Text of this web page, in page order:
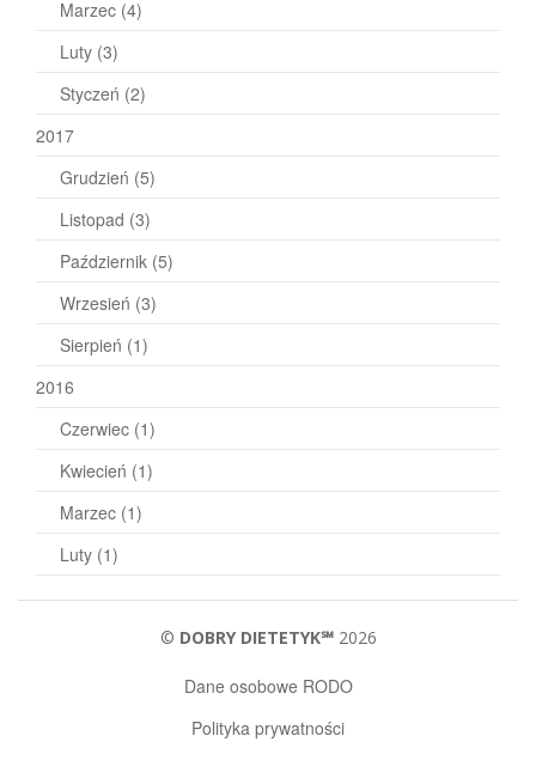
Marzec (4)
Luty (3)
Styczeń (2)
2017
Grudzień (5)
Listopad (3)
Październik (5)
Wrzesień (3)
Sierpień (1)
2016
Czerwiec (1)
Kwiecień (1)
Marzec (1)
Luty (1)
© DOBRY DIETETYK℠2026
Dane osobowe RODO
Polityka prywatności